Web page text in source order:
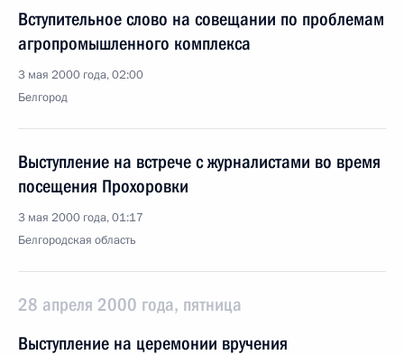
Вступительное слово на совещании по проблемам
агропромышленного комплекса
3 мая 2000 года, 02:00
Белгород
Выступление на встрече с журналистами во время
посещения Прохоровки
3 мая 2000 года, 01:17
Белгородская область
28 апреля 2000 года, пятница
Выступление на церемонии вручения